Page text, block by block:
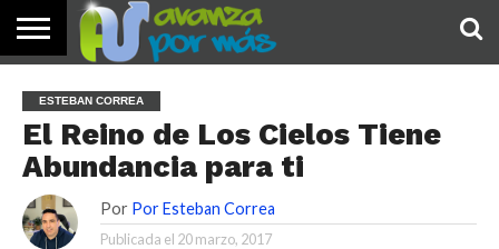
PALABRA
DE HOY
DEVOCIONALES
NOTICIAS
TESTIMONIOS
ORACIONES
SOBRE
NOSOTROS
IMÁGENES
ESTEBAN CORREA
El Reino de Los Cielos Tiene
Abundancia para ti
Por Por Esteban Correa
Publicada el 20 marzo, 2017